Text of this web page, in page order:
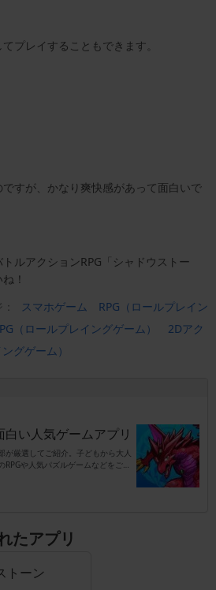
プレイすることもできます。
すが、かなり爽快感があって面白いで
ルアクションRPG「シャドウストー
！
スマホゲーム
RPG（ロールプレイン
（ロールプレイングゲーム）
2Dアク
グゲーム）
白い人気ゲームアプリ
が厳選してご紹介。子どもから大人
や人気パズルゲームなどをご紹
たアプリ
トーン